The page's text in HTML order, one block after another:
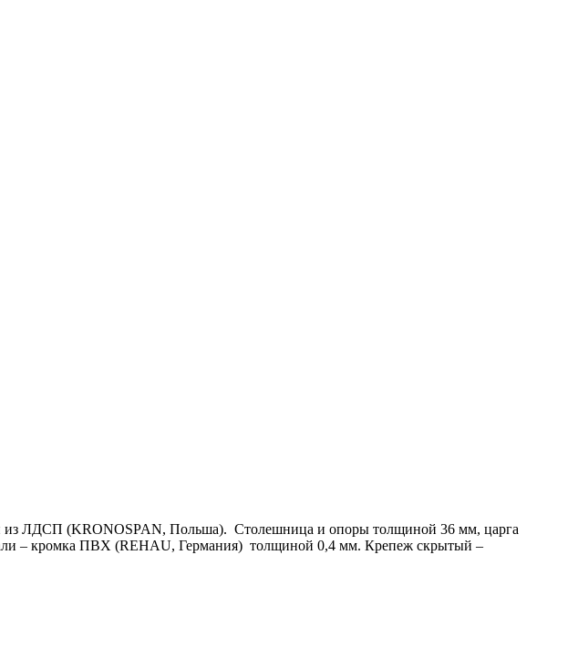
из ЛДСП (KRONOSPAN, Польша). Столешница и опоры толщиной 36 мм, царга
– кромка ПВХ (REHAU, Германия) толщиной 0,4 мм. Крепеж скрытый –